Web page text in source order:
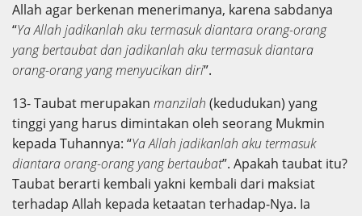
Allah agar berkenan menerimanya, karena sabdanya
“Ya Allah jadikanlah aku termasuk diantara orang-orang
yang bertaubat dan jadikanlah aku termasuk diantara
orang-orang yang menyucikan diri”.
13- Taubat merupakan manzilah (kedudukan) yang
tinggi yang harus dimintakan oleh seorang Mukmin
kepada Tuhannya: “Ya Allah jadikanlah aku termasuk
diantara orang-orang yang bertaubat”. Apakah taubat itu?
Taubat berarti kembali yakni kembali dari maksiat
terhadap Allah kepada ketaatan terhadap-Nya. Ia